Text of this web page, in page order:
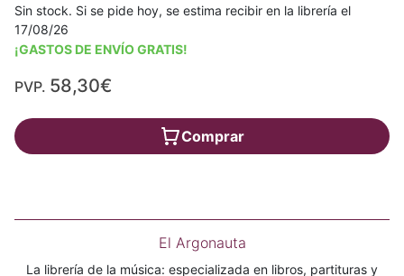
Sin stock. Si se pide hoy, se estima recibir en la librería el
17/08/26
¡GASTOS DE ENVÍO GRATIS!
PVP. 58,30€
Comprar
El Argonauta
La librería de la música: especializada en libros, partituras y